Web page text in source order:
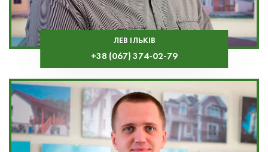
ЛЕВ ІЛЬКІВ
+38 (067) 374-02-79